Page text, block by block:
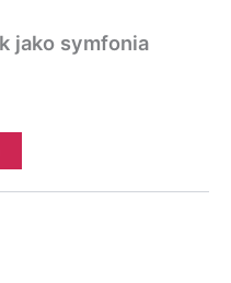
jako symfonia